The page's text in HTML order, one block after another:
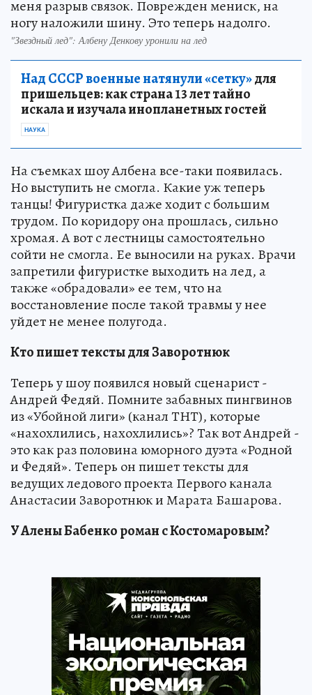
меня разрыв связок. Поврежден мениск, на
ногу наложили шину. Это теперь надолго.
"Звездный лед": Албену Денкову уронили на лед
Над СССР военные натянули «сетку»для
пришельцев: как страна 13 лет тайно
искала и изучала инопланетных гостей
НАУКА
На съемках шоу Албена все-таки появилась.
Но выступить не смогла. Какие уж теперь
танцы! Фигуристка даже ходит с большим
трудом. По коридору она прошлась, сильно
хромая. А вот с лестницы самостоятельно
сойти не смогла. Ее выносили на руках. Врачи
запретили фигуристке выходить на лед, а
также «обрадовали» ее тем, что на
восстановление после такой травмы у нее
уйдет не менее полугода.
Кто пишет тексты для Заворотнюк
Теперь у шоу появился новый сценарист -
Андрей Федяй. Помните забавных пингвинов
из «Убойной лиги» (канал ТНТ), которые
«нахохлились, нахохлились»? Так вот Андрей -
это как раз половина юморного дуэта «Родной
и Федяй». Теперь он пишет тексты для
ведущих ледового проекта Первого канала
Анастасии Заворотнюк и Марата Башарова.
У Алены Бабенко роман с Костомаровым?